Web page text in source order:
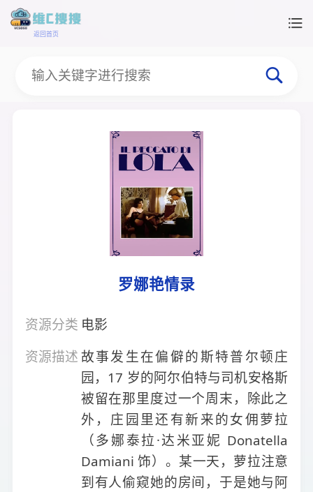
返回首页
罗娜艳情录
资源分类 电影
资源描述故事发生在偏僻的斯特普尔顿庄
园，17 岁的阿尔伯特与司机安格斯
被留在那里度过一个周末，除此之
外，庄园里还有新来的女佣萝拉
（多娜泰拉·达米亚妮 Donatella
Damiani 饰）。某一天，萝拉注意
到有人偷窥她的房间，于是她与阿